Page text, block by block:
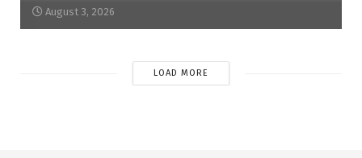
August 3, 2026
LOAD MORE